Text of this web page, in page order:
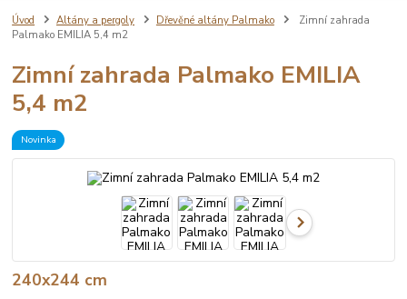
Úvod Altány a pergoly Dřevěné altány Palmako
Zimní zahrada
Palmako EMILIA 5,4 m2
Zimní zahrada Palmako EMILIA
5,4 m2
Novinka
240x244 cm